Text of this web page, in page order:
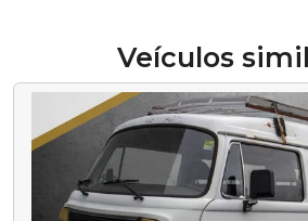
Veículos